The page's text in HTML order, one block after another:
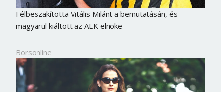
Félbeszakította Vitális Milánt a bemutatásán, és
magyarul kiáltott az AEK elnöke
Borsonline